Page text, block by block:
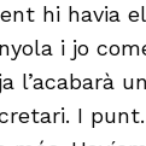
hi havia
i jo
l’acabarà
I